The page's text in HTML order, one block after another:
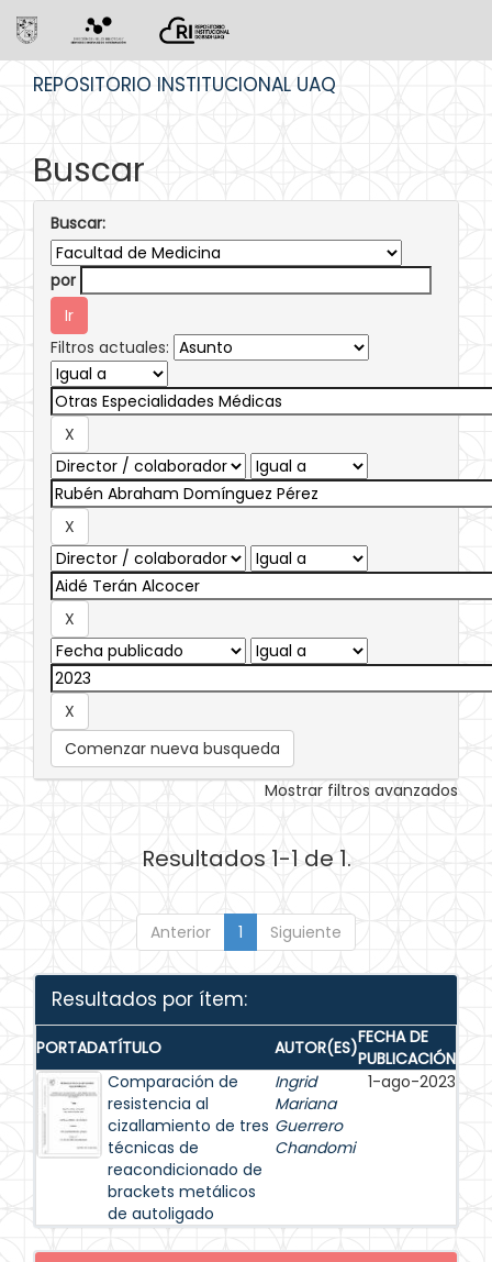
REPOSITORIO INSTITUCIONAL UAQ
Buscar
Buscar:
por
Filtros actuales:
Comenzar nueva busqueda
Mostrar filtros avanzados
Resultados 1-1 de 1.
Anterior 1 Siguiente
Resultados por ítem:
PORTADATÍTULO AUTOR(ES)FECHA DE
PUBLICACIÓN
Comparación de
resistencia al
cizallamiento de tres
técnicas de
reacondicionado de
brackets metálicos
de autoligado
Ingrid
Mariana
Guerrero
Chandomi
1-ago-2023